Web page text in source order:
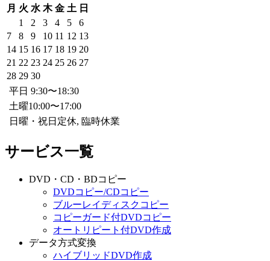
月 火 水 木 金 土 日
1
2 3 4 5
6
7
8 9 10 11 12 13
14 15 16 17 18 19 20
21 22 23 24 25 26 27
28 29 30
平日 9:30〜18:30
土曜10:00〜17:00
日曜・祝日定休, 臨時休業
サービス一覧
DVD・CD・BDコピー
DVDコピー/CDコピー
ブルーレイディスクコピー
コピーガード付DVDコピー
オートリピート付DVD作成
データ方式変換
ハイブリッドDVD作成